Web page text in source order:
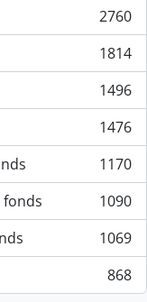
2760
1814
1496
1476
1170
1090
1069
868